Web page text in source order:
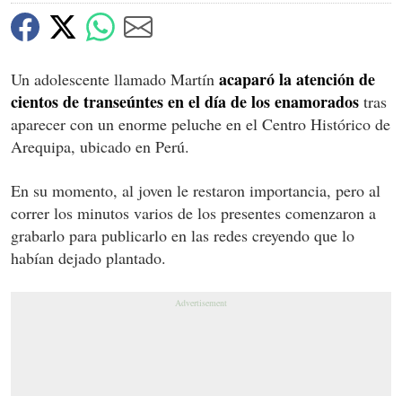
Un adolescente llamado Martín acaparó la atención de
cientos de transeúntes en el día de los enamorados tras
aparecer con un enorme peluche en el Centro Histórico de
Arequipa, ubicado en Perú.
En su momento, al joven le restaron importancia, pero al
correr los minutos varios de los presentes comenzaron a
grabarlo para publicarlo en las redes creyendo que lo
habían dejado plantado.